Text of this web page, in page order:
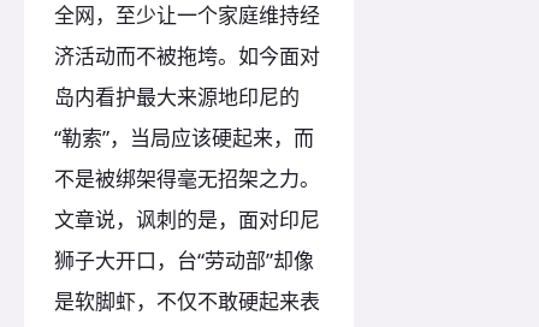
全网，至少让一个家庭维持经
济活动而不被拖垮。如今面对
岛内看护最大来源地印尼的
“勒索”，当局应该硬起来，而
不是被绑架得毫无招架之力。
文章说，讽刺的是，面对印尼
狮子大开口，台“劳动部”却像
是软脚虾，不仅不敢硬起来表